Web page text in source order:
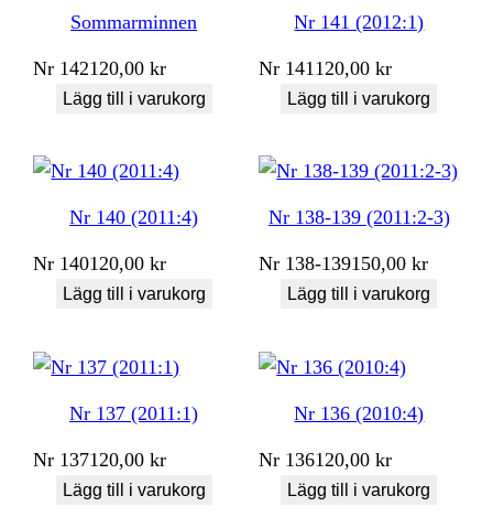
Sommarminnen
Nr 142120,00kr
Lägg till i varukorg
Nr 141 (2012:1)
Nr 141 120,00kr
Lägg till i varukorg
Nr 140 (2011:4)
Nr 140120,00kr
Lägg till i varukorg
Nr 138-139 (2011:2-3)
Nr 138-139150,00kr
Lägg till i varukorg
Nr 137 (2011:1)
Nr 137120,00kr
Lägg till i varukorg
Nr 136 (2010:4)
Nr 136120,00kr
Lägg till i varukorg